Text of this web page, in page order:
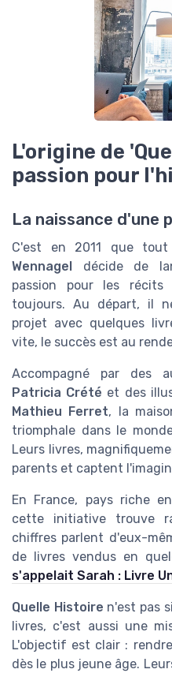
L'origine de
passion pour
La naissance d'une
C'est en 2011 que tout
Wennagel
décide de
passion pour les récits
toujours. Au départ, il
projet avec quelques
vite, le succès est au
Accompagné par des
Patricia Crété et des
Mathieu Ferret, la
triomphale dans le
Leurs livres,
parents et captent
En France, pays riche
cette initiative trouve
chiffres parlent d'eux-
de livres vendus en
s'appelait Sarah : Livre
Quelle Histoire n'est pas
livres, c'est aussi une
L'objectif est clair :
dès le plus jeune âge.